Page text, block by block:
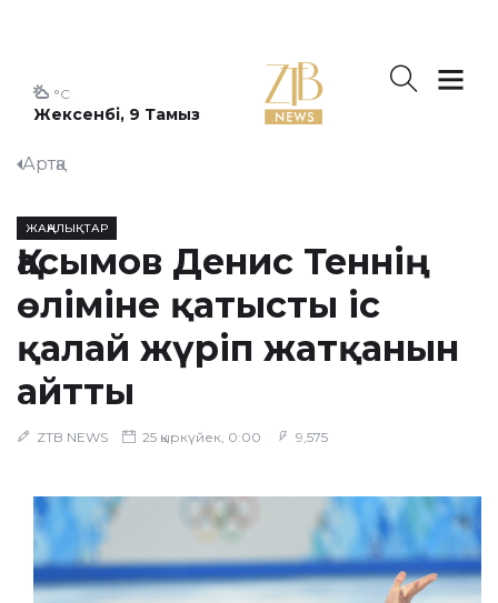
Жексенбі, 9 Тамыз
°C
Артқа
ЖАҢАЛЫҚТАР
Қасымов Денис Теннің
өліміне қатысты іс
қалай жүріп жатқанын
айтты
ZTB NEWS 25 қыркүйек, 0:00 9,575